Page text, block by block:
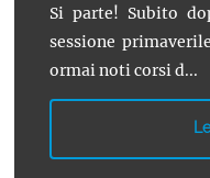
Si parte! Subito
sessione
ormai noti corsi d...